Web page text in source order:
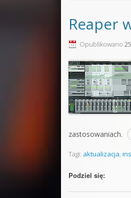
Reaper
Opublikowano
zastosowaniach.
Tagi: aktualizacja,
Podziel się: